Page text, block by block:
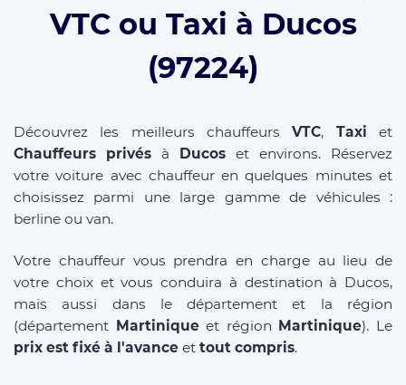
VTC ou Taxi à Ducos
(97224)
Découvrez les meilleurs chauffeursVTC, Taxi et
Chauffeurs privés à Ducos et environs. Réservez
votre voiture avec chauffeur en quelques minutes et
choisissez parmi une large gamme de véhicules :
berline ou van.
Votre chauffeur vous prendra en charge au lieu de
votre choix et vous conduira à destination à Ducos,
mais aussi dans le département et la région
(département Martiniqueet région Martinique). Le
prix est fixé à l'avance et tout compris.